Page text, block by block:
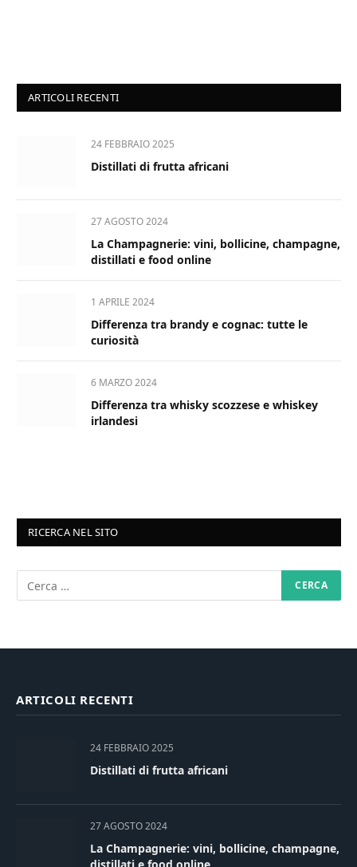
ARTICOLI RECENTI
24 FEBBRAIO 2025
Distillati di frutta africani
27 AGOSTO 2024
La Champagnerie: vini, bollicine, champagne,
distillati e food online
1 APRILE 2024
Differenza tra brandy e cognac: tutte le
curiosità
6 MARZO 2024
Differenza tra whisky scozzese e whiskey
irlandesi
RICERCA NEL SITO
ARTICOLI RECENTI
24 FEBBRAIO 2025
Distillati di frutta africani
27 AGOSTO 2024
La Champagnerie: vini, bollicine, champagne,
distillati e food online